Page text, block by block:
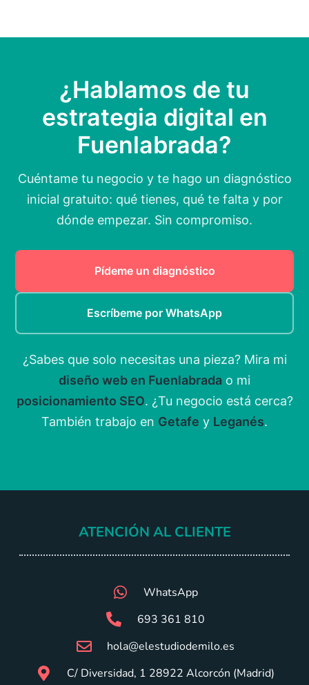
¿Hablamos de tu
estrategia digital en
Fuenlabrada?
Cuéntame tu negocio y te hago un diagnóstico
inicial gratuito: qué tienes, qué te falta y por
dónde empezar. Sin compromiso.
Pídeme un diagnóstico
Escríbeme por WhatsApp
¿Sabes que solo necesitas una pieza? Mira mi
diseño web en Fuenlabrada o mi
posicionamiento SEO. ¿Tu negocio está cerca?
También trabajo en Getafe y Leganés.
ATENCIÓN AL CLIENTE
WhatsApp
693 361 810
hola@elestudiodemilo.es
C/ Diversidad, 1 28922 Alcorcón (Madrid)